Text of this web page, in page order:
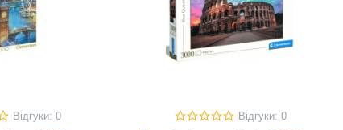
Відгуки: 0 Відгуки: 0